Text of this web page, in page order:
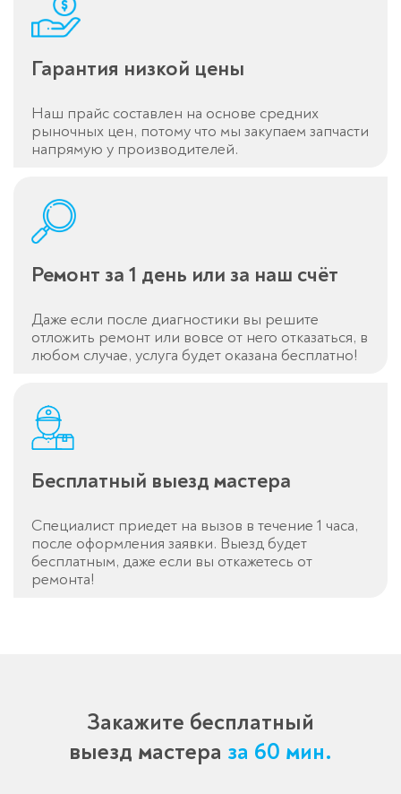
Гарантия низкой цены
Наш прайс составлен на основе средних
рыночных цен, потому что мы закупаем запчасти
напрямую у производителей.
Ремонт за 1 день или за наш счёт
Даже если после диагностики вы решите
отложить ремонт или вовсе от него отказаться, в
любом случае, услуга будет оказана бесплатно!
Бесплатный выезд мастера
Специалист приедет на вызов в течение 1 часа,
после оформления заявки. Выезд будет
бесплатным, даже если вы откажетесь от
ремонта!
Закажите бесплатный
выезд мастера за 60 мин.